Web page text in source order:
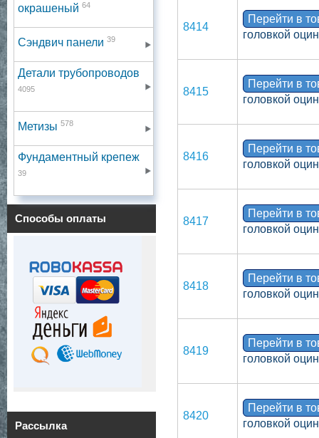
окрашеный 64
Сэндвич панели 39
Детали трубопроводов
4095
Метизы 578
Фундаментный крепеж
39
Способы оплаты
Рассылка
8414
Перейти в
головкой
8415
Перейти в
головкой
8416
Перейти в
головкой
8417
Перейти в
головкой
8418
Перейти в
головкой
8419
Перейти в
головкой
8420
Перейти в
головкой